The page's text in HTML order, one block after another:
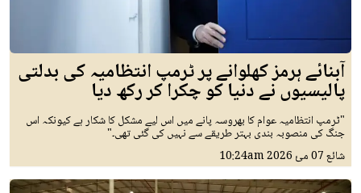
آبنائے ہرمز کھلوانے پر ٹرمپ انتظامیہ کی بدلتی
پالیسیوں نے دنیا کو چکرا کر رکھ دیا
"ٹرمپ انتظامیہ عوام کا بھروسہ پانے میں اس لیے مشکل کا شکار ہے کیونکہ اس
جنگ کی منصوبہ بندی بہتر طریقے سے نہیں کی گئی تھی۔"
شائع07 مئ 2026 10:24am